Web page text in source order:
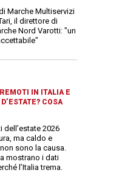
Marche Multiservizi
il direttore di
Nord Varotti: "un
IN ITALIA E
COSA
dell’estate 2026
ma caldo e
sono la causa.
mostrano i dati
l’Italia trema.